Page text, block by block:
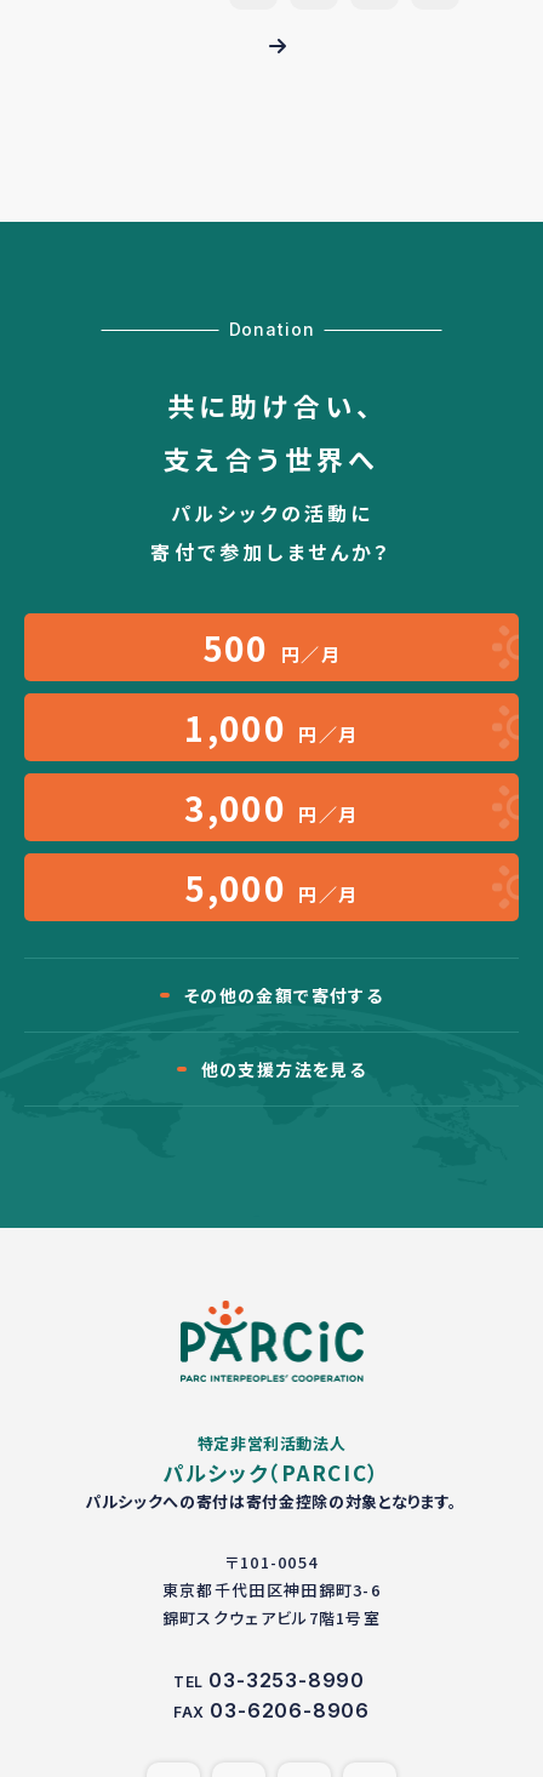
Donation
共に助け合い、
支え合う世界へ
パルシックの活動に
寄付で参加しませんか？
500 円／月
1,000 円／月
3,000 円／月
5,000 円／月
その他の金額で寄付する
他の支援方法を見る
特定非営利活動法人
パルシック（PARCIC）
パルシックへの寄付は寄付金控除の対象となります。
〒101-0054
東京都千代田区神田錦町3-6
錦町スクウェアビル7階1号室
TEL 03-3253-8990
FAX 03-6206-8906